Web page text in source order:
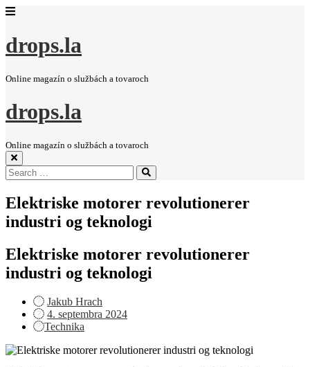
drops.la
Online magazín o službách a tovaroch
drops.la
Online magazín o službách a tovaroch
Search
for:
Search
Elektriske motorer revolutionerer
industri og teknologi
Elektriske motorer revolutionerer
industri og teknologi
Jakub Hrach
Posted
on
4. septembra 2024
Technika